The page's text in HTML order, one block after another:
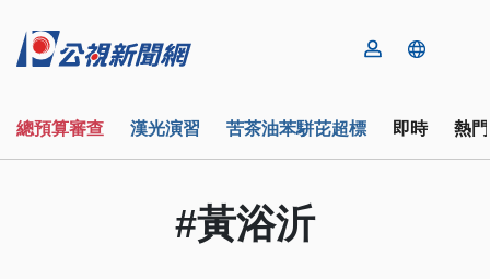
總預算審查 漢光演習 苦茶油苯駢芘超標 即時 熱
#黃浴沂